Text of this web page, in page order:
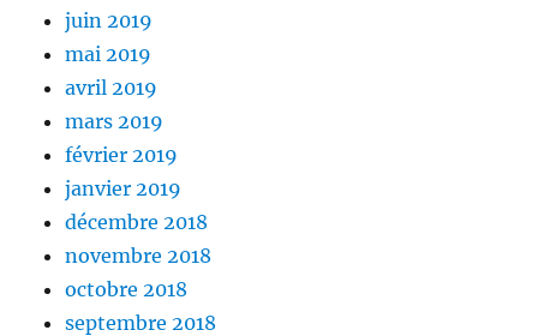
juin 2019
mai 2019
avril 2019
mars 2019
février 2019
janvier 2019
décembre 2018
novembre 2018
octobre 2018
septembre 2018